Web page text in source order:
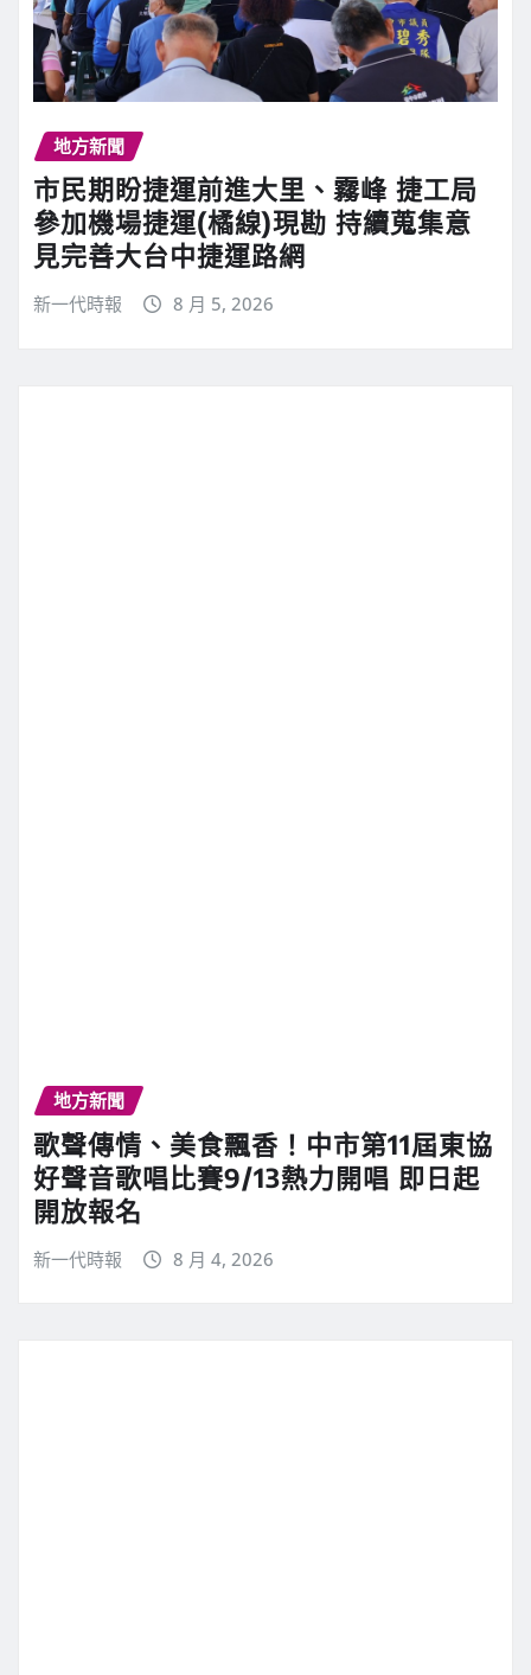
地方新聞
市民期盼捷運前進大里、霧峰 捷工局
參加機場捷運(橘線)現勘 持續蒐集意
見完善大台中捷運路網
新一代時報 8 月 5, 2026
地方新聞
歌聲傳情、美食飄香！中市第11屆東協
好聲音歌唱比賽9/13熱力開唱 即日起
開放報名
新一代時報 8 月 4, 2026